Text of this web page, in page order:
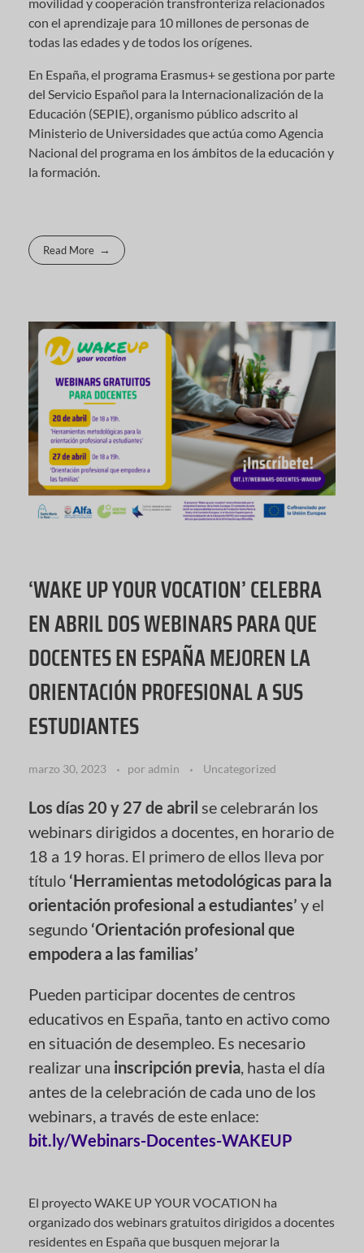
con el aprendizaje para 10 millones de personas de
todas las edades y de todos los orígenes.
En España, el programa Erasmus+ se gestiona por parte
del Servicio Español para la Internacionalización de la
Educación (SEPIE), organismo público adscrito al
Ministerio de Universidades que actúa como Agencia
Nacional del programa en los ámbitos de la educación y
la formación.
Read More
‘WAKE UP YOUR VOCATION’ CELEBRA
EN ABRIL DOS WEBINARS PARA QUE
DOCENTES EN ESPAÑA MEJOREN LA
ORIENTACIÓN PROFESIONAL A SUS
ESTUDIANTES
marzo 30, 2023 por admin Uncategorized
Los días 20 y 27 de abril se celebrarán los
webinars dirigidos a docentes, en horario de
18 a 19 horas. El primero de ellos lleva por
título ‘Herramientas metodológicas para la
orientación profesional a estudiantes’ y el
segundo ‘Orientación profesional que
empodera a las familias’
Pueden participar docentes de centros
educativos en España, tanto en activo como
en situación de desempleo. Es necesario
realizar una inscripción previa, hasta el día
antes de la celebración de cada uno de los
webinars, a través de este enlace:
bit.ly/Webinars-Docentes-WAKEUP
El proyecto WAKE UP YOUR VOCATION ha
organizado dos webinars gratuitos dirigidos a docentes
residentes en España que busquen mejorar la